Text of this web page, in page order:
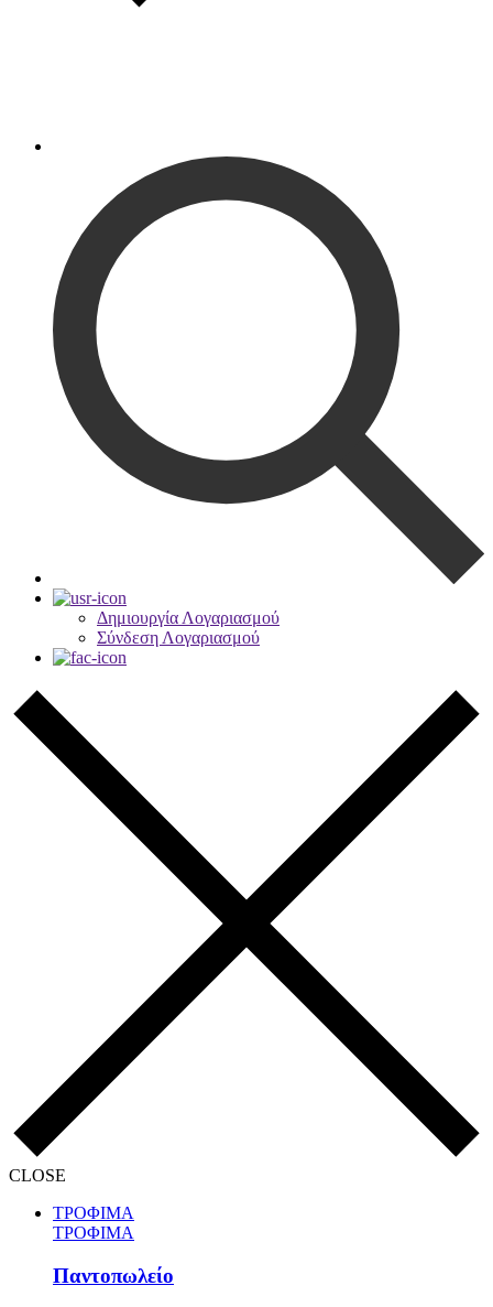
Δημιουργία Λογαριασμού
Σύνδεση Λογαριασμού
CLOSE
ΤΡΟΦΙΜΑ
ΤΡΟΦΙΜΑ
Παντοπωλείο